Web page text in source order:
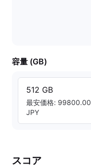
容量 (GB)
512 GB
最安価格: 99800.00
JPY
スコア